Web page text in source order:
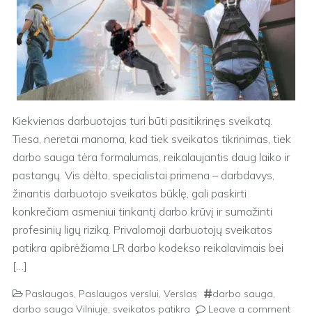
Kiekvienas darbuotojas turi būti pasitikrinęs sveikatą.
Tiesa, neretai manoma, kad tiek sveikatos tikrinimas, tiek
darbo sauga tėra formalumas, reikalaujantis daug laiko ir
pastangų. Vis dėlto, specialistai primena – darbdavys,
žinantis darbuotojo sveikatos būklę, gali paskirti
konkrečiam asmeniui tinkantį darbo krūvį ir sumažinti
profesinių ligų riziką. Privalomoji darbuotojų sveikatos
patikra apibrėžiama LR darbo kodekso reikalavimais bei
[…]
Paslaugos, Paslaugos verslui, Verslas darbo sauga,
darbo sauga Vilniuje, sveikatos patikra Leave a comment